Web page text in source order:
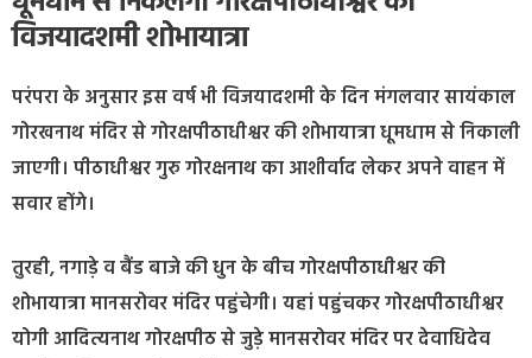
विजयादशमी शोभायात्रा
परंपरा के अनुसार इस वर्ष भी विजयादशमी के दिन मंगलवार सायंकाल
गोरखनाथ मंदिर से गोरक्षपीठाधीश्वर की शोभायात्रा धूमधाम से निकाली
जाएगी। पीठाधीश्वर गुरु गोरक्षनाथ का आशीर्वाद लेकर अपने वाहन में
सवार होंगे।
तुरही, नगाड़े व बैंड बाजे की धुन के बीच गोरक्षपीठाधीश्वर की
शोभायात्रा मानसरोवर मंदिर पहुंचेगी। यहां पहुंचकर गोरक्षपीठाधीश्वर
योगी आदित्यनाथ गोरक्षपीठ से जुड़े मानसरोवर मंदिर पर देवाधिदेव